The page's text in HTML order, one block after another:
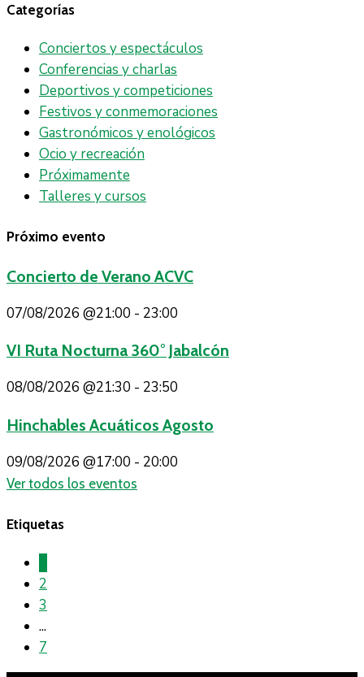
Categorías
Conciertos y espectáculos
Conferencias y charlas
Deportivos y competiciones
Festivos y conmemoraciones
Gastronómicos y enológicos
Ocio y recreación
Próximamente
Talleres y cursos
Próximo evento
Concierto de Verano ACVC
07/08/2026 @21:00 - 23:00
VI Ruta Nocturna 360° Jabalcón
08/08/2026 @21:30 - 23:50
Hinchables Acuáticos Agosto
09/08/2026 @17:00 - 20:00
Ver todos los eventos
Etiquetas
2
3
...
7